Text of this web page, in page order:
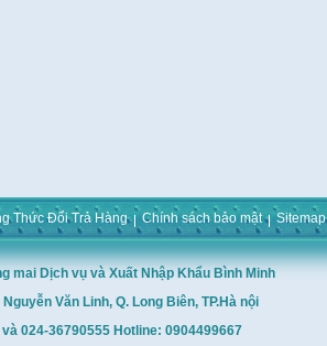
Thức Đổi Trả Hàng Chính sách bảo mật Sitemap
mai Dịch vụ và Xuất Nhập Khẩu Bình Minh
Văn Linh, Q. Long Biên, TP.Hà nội
024-36790555 Hotline: 0904499667